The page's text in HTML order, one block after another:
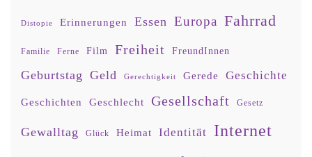
Distopie Erinnerungen Essen Europa Fahrrad
Familie Ferne Film Freiheit FreundInnen
Geburtstag Geld Gerechtigkeit Gerede Geschichte
Geschichten Geschlecht Gesellschaft Gesetz
Gewalltag Glück Heimat Identität Internet